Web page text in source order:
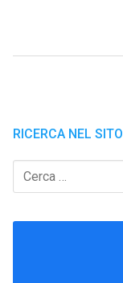
RICERCA NEL SITO
Cerca: